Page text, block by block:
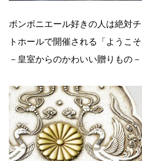
ボンボニエール好きの人は絶対
トホールで開催される「ようこ
－皇室からのかわいい贈りもの－